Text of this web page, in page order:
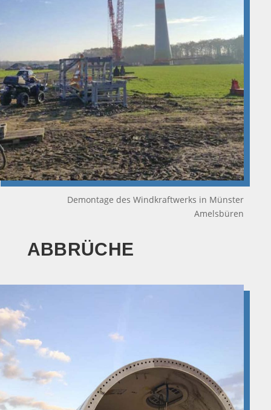
Demontage des Windkraftwerks in Münster
Amelsbüren
ABBRÜCHE